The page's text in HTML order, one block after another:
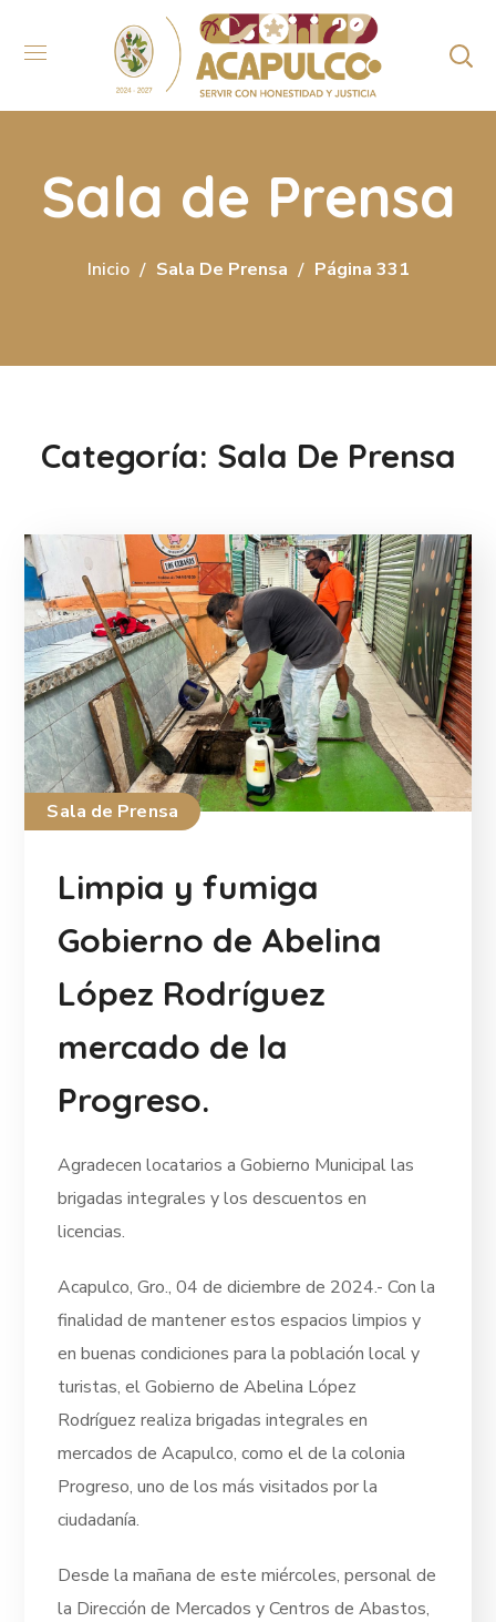
Sala de Prensa
Inicio Sala De Prensa Página 331
Categoría: Sala De Prensa
Sala de Prensa
Limpia y fumiga
Gobierno de Abelina
López Rodríguez
mercado de la
Progreso.
Agradecen locatarios a Gobierno Municipal las
brigadas integrales y los descuentos en
licencias.
Acapulco, Gro., 04 de diciembre de 2024.- Con la
finalidad de mantener estos espacios limpios y
en buenas condiciones para la población local y
turistas, el Gobierno de Abelina López
Rodríguez realiza brigadas integrales en
mercados de Acapulco, como el de la colonia
Progreso, uno de los más visitados por la
ciudadanía.
Desde la mañana de este miércoles, personal de
la Dirección de Mercados y Centros de Abastos,